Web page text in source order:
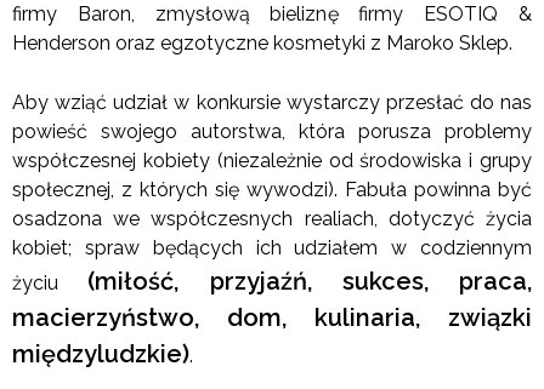
firmy Baron, zmysłową bieliznę firmy ESOTIQ &
Henderson oraz egzotyczne kosmetyki z Maroko Sklep.
Aby wziąć udział w konkursie wystarczy przesłać do nas
powieść swojego autorstwa, która porusza problemy
współczesnej kobiety (niezależnie od środowiska i grupy
społecznej, z których się wywodzi). Fabuła powinna być
osadzona we współczesnych realiach, dotyczyć życia
kobiet; spraw będących ich udziałem w codziennym
życiu (miłość, przyjaźń, sukces, praca,
macierzyństwo, dom, kulinaria, związki
międzyludzkie).